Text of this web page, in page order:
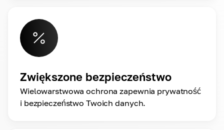
Zwiększone bezpieczeństwo
Wielowarstwowa ochrona zapewnia prywatność
i bezpieczeństwo Twoich danych.